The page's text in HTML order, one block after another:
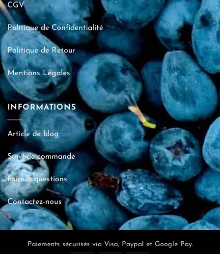
CGV
Politique de Confidentialité
Politique de Retour
Mentions Légales
INFORMATIONS
Article de blog
Suivi de commande
Foire à questions
Contactez-nous
Paiements sécurisés via Visa, Paypal et Google Pay.